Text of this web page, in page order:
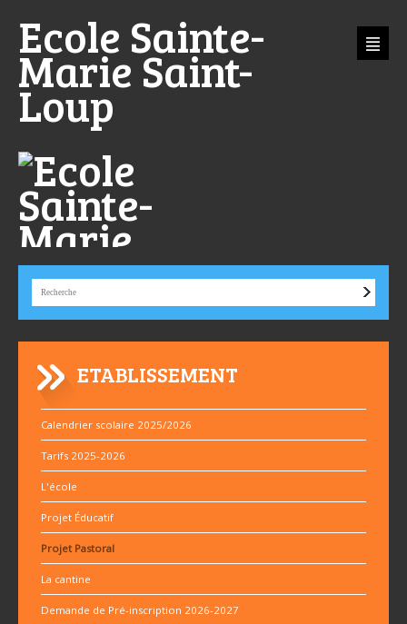
contenu.
à
la
navigation
Ecole Sainte-
Marie Saint-
Loup
ETABLISSEMENT
Calendrier scolaire 2025/2026
Tarifs 2025-2026
L'école
Projet Éducatif
Projet Pastoral
La cantine
Demande de Pré-inscription 2026-2027